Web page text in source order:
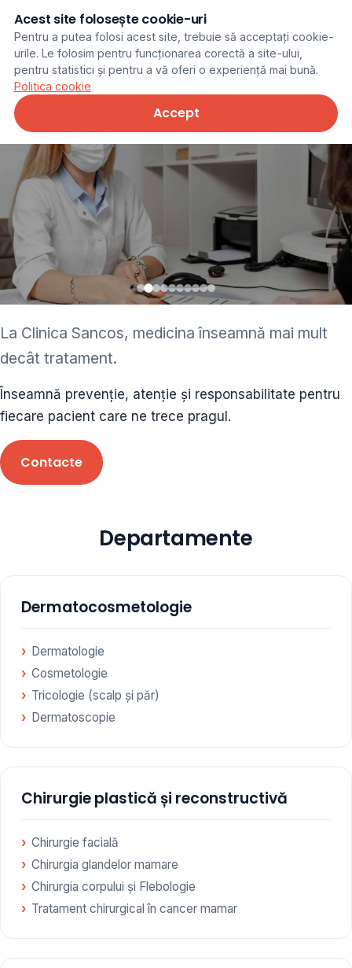
Programare online
ginecolog • cardiolog •
ORL • endocrinolog
Cât și alte specialități medicale, toate în cadrul aceleiași
Clinici
Programare
La Clinica Sancos, medicina înseamnă mai mult
decât tratament.
Înseamnă prevenție, atenție și responsabilitate pentru
fiecare pacient care ne trece pragul.
Contacte
Departamente
Dermatocosmetologie
Dermatologie
Cosmetologie
Tricologie (scalp și păr)
Dermatoscopie
Chirurgie plastică și reconstructivă
Chirurgie facială
Chirurgia glandelor mamare
Chirurgia corpului și Flebologie
Tratament chirurgical în cancer mamar
Acest site folosește cookie-uri
Pentru a putea folosi acest site, trebuie să acceptați cookie-
urile. Le folosim pentru funcționarea corectă a site-ului,
pentru statistici și pentru a vă oferi o experiență mai bună.
Politica cookie
Accept